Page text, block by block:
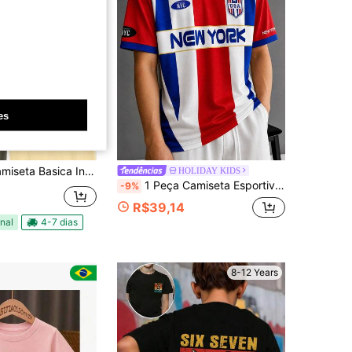
Menino 100% Algodão Camisa Juvenil
4-7 dias
HOLIDAY KIDS
-9% 1 Peça Camiseta Esportiva Vintage de Verão para Meninos Pré-Adolescentes, Estilo Street Europeu & Americano, Bloco de Cores Clássico Vermelho Branco Azul, Estampa de Letra NEW YORK, Emblema de Escudo USA, Estilo Casual Americano Blokecore
R$39,14
8-12 Years